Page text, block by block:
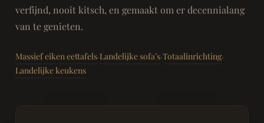
verfijnd, nooit kitsch, en gemaakt om er decennialang
van te genieten.
Massief eiken eettafels·Landelijke sofa’s·Totaalinrichting·
Landelijke keukens